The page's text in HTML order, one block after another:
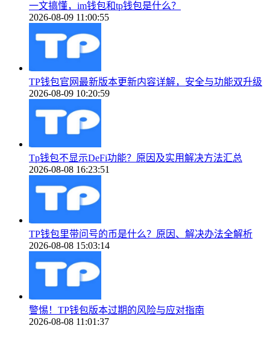
一文搞懂，im钱包和tp钱包是什么？
2026-08-09 11:00:55
TP钱包官网最新版本更新内容详解，安全与功能双升级
2026-08-09 10:20:59
Tp钱包不显示DeFi功能？原因及实用解决方法汇总
2026-08-08 16:23:51
TP钱包里带问号的币是什么？原因、解决办法全解析
2026-08-08 15:03:14
警惕！TP钱包版本过期的风险与应对指南
2026-08-08 11:01:37